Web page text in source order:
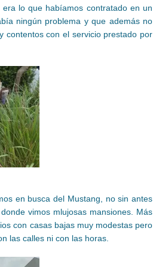
lo que habíamos contratado en un
ningún problema y que además no
contentos con el servicio prestado por
en busca del Mustang, no sin antes
, donde vimos mlujosas mansiones. Más
con casas bajas muy modestas pero
las calles ni con las horas.